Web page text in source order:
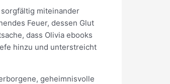
miteinander
Feuer, dessen Glut
dass Olivia ebooks
hinzu und unterstreicht
geheimnisvolle